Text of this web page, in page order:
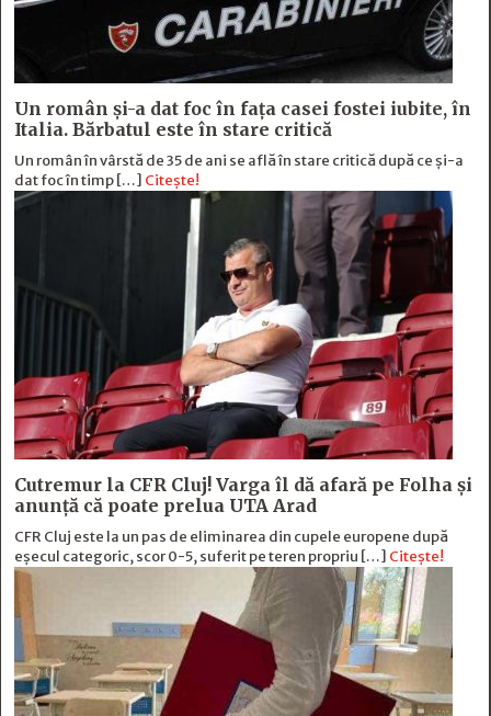
Un român și-a dat foc în fața casei fostei iubite, în
Italia. Bărbatul este în stare critică
Un român în vârstă de 35 de ani se află în stare critică după ce și-a
dat foc în timp […] Citește!
Cutremur la CFR Cluj! Varga îl dă afară pe Folha și
anunță că poate prelua UTA Arad
CFR Cluj este la un pas de eliminarea din cupele europene după
eșecul categoric, scor 0-5, suferit pe teren propriu […] Citește!